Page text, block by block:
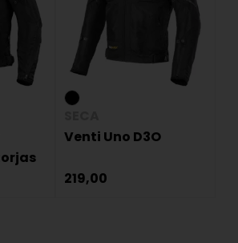
Venti Uno D3O
219,00